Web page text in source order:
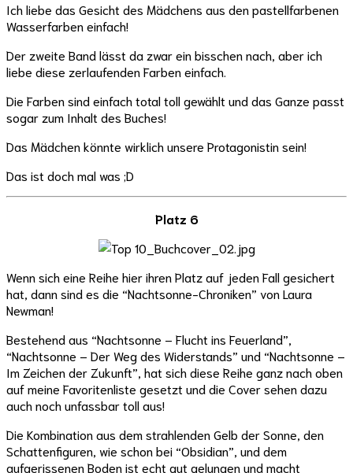
Ich liebe das Gesicht des Mädchens aus den pastellfarbenen
Wasserfarben einfach!
Der zweite Band lässt da zwar ein bisschen nach, aber ich
liebe diese zerlaufenden Farben einfach.
Die Farben sind einfach total toll gewählt und das Ganze passt
sogar zum Inhalt des Buches!
Das Mädchen könnte wirklich unsere Protagonistin sein!
Das ist doch mal was ;D
Platz 6
Wenn sich eine Reihe hier ihren Platz auf jeden Fall gesichert
hat, dann sind es die “Nachtsonne-Chroniken” von Laura
Newman!
Bestehend aus “Nachtsonne – Flucht ins Feuerland”,
“Nachtsonne – Der Weg des Widerstands” und “Nachtsonne –
Im Zeichen der Zukunft”, hat sich diese Reihe ganz nach oben
auf meine Favoritenliste gesetzt und die Cover sehen dazu
auch noch unfassbar toll aus!
Die Kombination aus dem strahlenden Gelb der Sonne, den
Schattenfiguren, wie schon bei “Obsidian”, und dem
aufgerissenen Boden ist echt gut gelungen und macht